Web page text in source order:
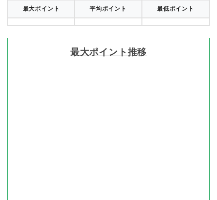
最大ポイント 平均ポイント 最低ポイント
最大ポイント推移